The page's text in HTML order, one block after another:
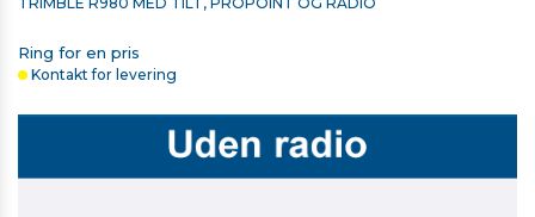
375,00 kr. ekskl. moms
På lager
Ring for en pris
Kontakt for levering